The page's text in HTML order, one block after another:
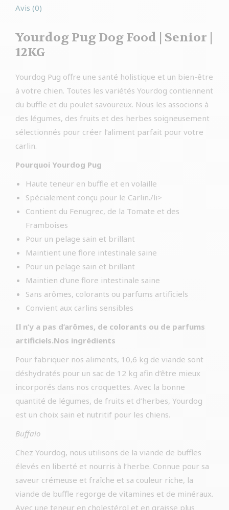
Avis (0)
Yourdog Pug Dog Food | Senior |
12KG
Yourdog Pug offre une santé holistique et un bien-être
à votre chien. Toutes les variétés Yourdog contiennent
du buffle et du poulet savoureux. Nous les associons à
des légumes, des fruits et des herbes soigneusement
sélectionnés pour créer l’aliment parfait pour votre
carlin.
Pourquoi Yourdog Pug
Haute teneur en buffle et en volaille
Spécialement conçu pour le Carlin./li>
Contient du Fenugrec, de la Tomate et des
Framboises
Pour un pelage sain et brillant
Maintient une flore intestinale saine
Pour un pelage sain et brillant
Maintien d’une flore intestinale saine
Sans arômes, colorants ou parfums artificiels
Convient aux carlins sensibles
Il n’y a pas d’arômes, de colorants ou de parfums
artificiels.Nos ingrédients
Pour fabriquer nos aliments, 10,6 kg de viande sont
déshydratés pour un sac de 12 kg afin d’être mieux
incorporés dans nos croquettes. Avec la bonne
quantité de légumes, de fruits et d’herbes, Yourdog
est un choix sain et nutritif pour les chiens.
Buffalo
Chez Yourdog, nous utilisons de la viande de buffles
élevés en liberté et nourris à l’herbe. Connue pour sa
saveur crémeuse et fraîche et sa couleur riche, la
viande de buffle regorge de vitamines et de minéraux.
Avec une teneur en cholestérol et en graisse plus